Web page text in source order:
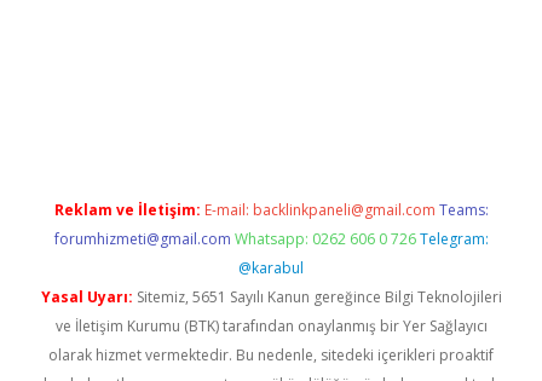
Reklam ve İletişim: E-mail: backlinkpaneli@gmail.com Teams:
forumhizmeti@gmail.com Whatsapp: 0262 606 0 726 Telegram:
@karabul
Yasal Uyarı: Sitemiz, 5651 Sayılı Kanun gereğince Bilgi Teknolojileri
ve İletişim Kurumu (BTK) tarafından onaylanmış bir Yer Sağlayıcı
olarak hizmet vermektedir. Bu nedenle, sitedeki içerikleri proaktif